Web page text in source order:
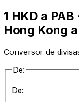
1 HKD a
Hong Kong
Conversor de
De:
De: